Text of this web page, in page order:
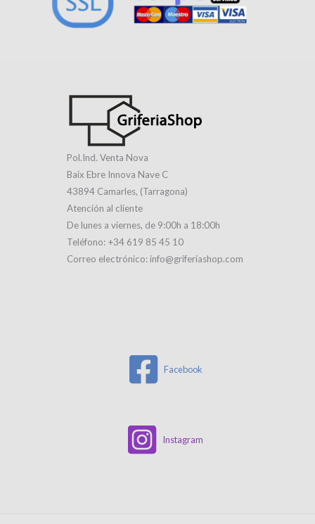
Pol.Ind. Venta Nova
Baix Ebre Innova Nave C
43894 Camarles, (Tarragona)
Atención al cliente
De lunes a viernes, de 9:00h a 18:00h
Teléfono: +34 619 85 45 10
Correo electrónico: info@griferiashop.com
Facebook
Instagram